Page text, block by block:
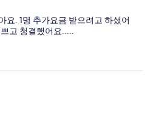
요. 1명 추가요금 받으려고 하셨어
고 청결했어요.....